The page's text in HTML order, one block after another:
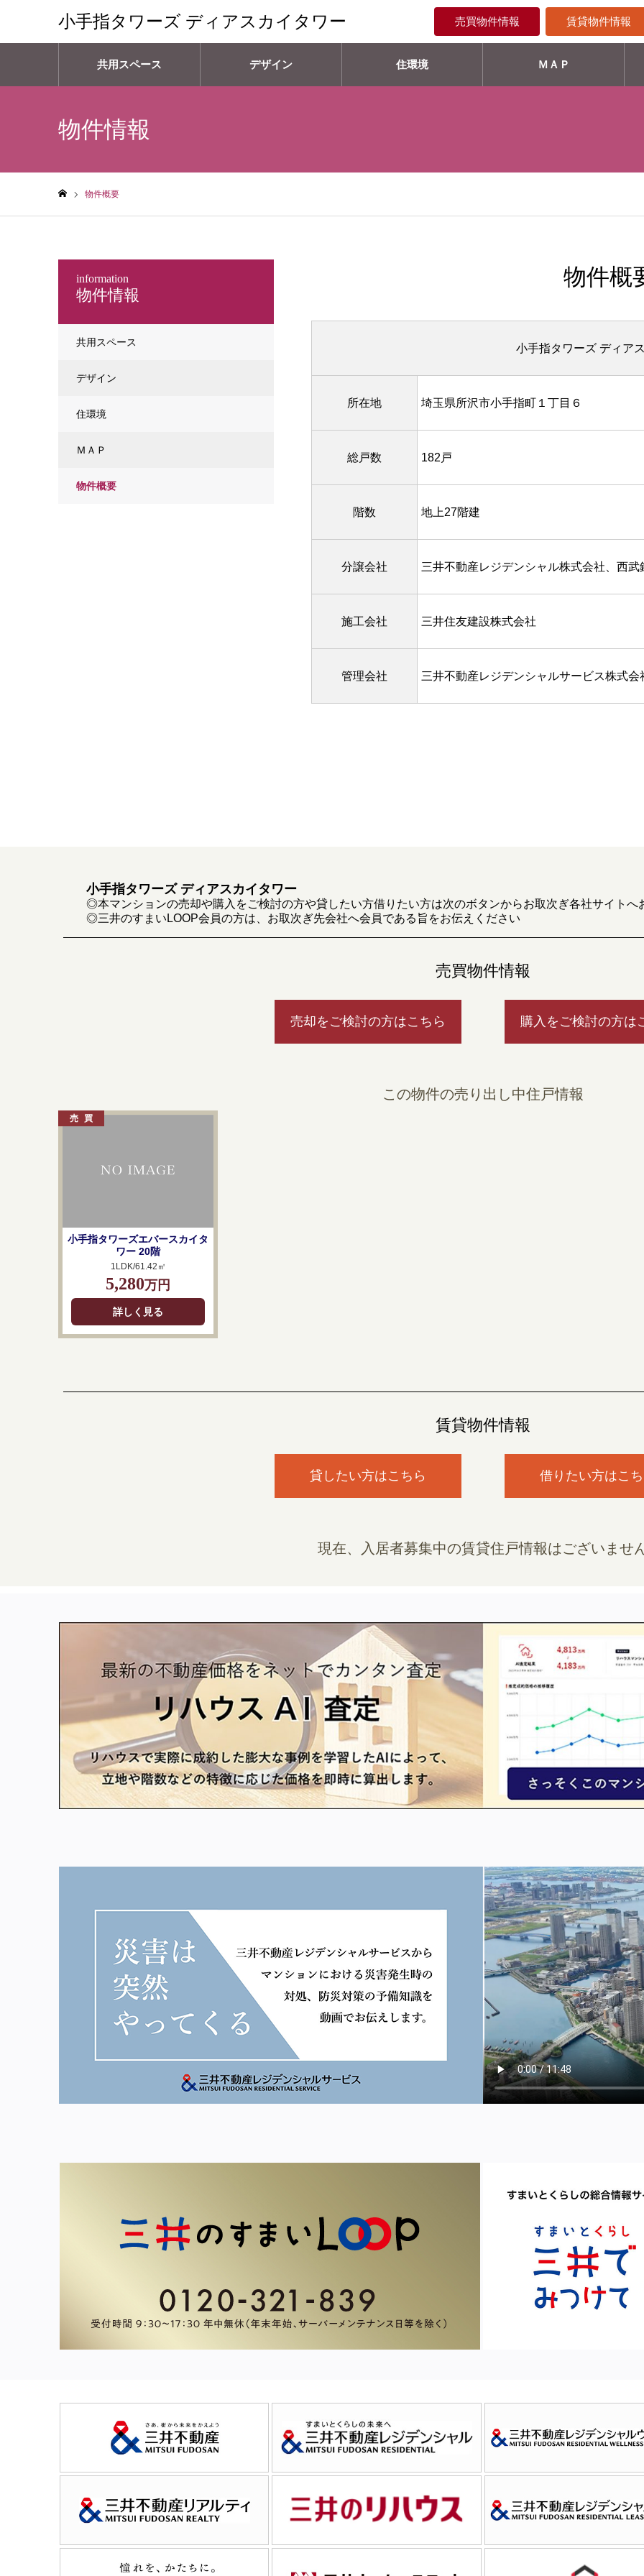
小手指タワーズ ディアスカイタワー 売買物件情報 賃貸物件情報
共用スペース デザイン 住環境 ＭＡＰ
物件情報
物件概要
物件概
小手指タワーズ ディア
所在地 埼玉県所沢市小手指町１丁目６
総戸数 182戸
階数 地上27階建
分譲会社 三井不動産レジデンシャル株式会社、西
施工会社 三井住友建設株式会社
管理会社 三井不動産レジデンシャルサービス株式会
物件情報
information
共用スペース
デザイン
住環境
ＭＡＰ
物件概要
小手指タワーズ ディアスカイタワー
◎本マンションの売却や購入をご検討の方や貸したい方借りたい方は次のボタンからお取次ぎ各社サイトへ
◎三井のすまいLOOP会員の方は、お取次ぎ先会社へ会員である旨をお伝えください
売買物件情報
売却をご検討の方はこちら 購入をご検討の方は
この物件の売り出し中住戸情報
小手指タワーズエバースカイタ
ワー 20階
1LDK/61.42㎡
5,280万円
詳しく見る
賃貸物件情報
貸したい方はこちら 借りたい方はこ
現在、入居者募集中の賃貸住戸情報はございませ